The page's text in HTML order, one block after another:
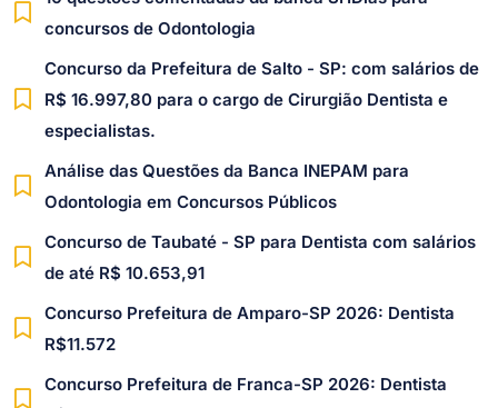
concursos de Odontologia
Concurso da Prefeitura de Salto - SP: com salários de
R$ 16.997,80 para o cargo de Cirurgião Dentista e
especialistas.
Análise das Questões da Banca INEPAM para
Odontologia em Concursos Públicos
Concurso de Taubaté - SP para Dentista com salários
de até R$ 10.653,91
Concurso Prefeitura de Amparo-SP 2026: Dentista
R$11.572
Concurso Prefeitura de Franca-SP 2026: Dentista